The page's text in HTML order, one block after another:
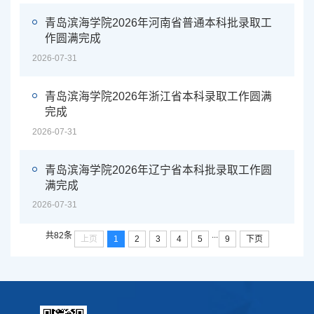
青岛滨海学院2026年河南省普通本科批录取工
作圆满完成
2026-07-31
青岛滨海学院2026年浙江省本科录取工作圆满
完成
2026-07-31
青岛滨海学院2026年辽宁省本科批录取工作圆
满完成
2026-07-31
共82条 上页 1 2 3 4 5 9 下页